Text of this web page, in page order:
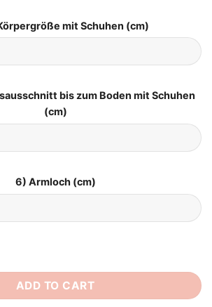
mit Schuhen (cm)
bis zum Boden mit Schuhen
(cm)
6) Armloch (cm)
quantity
ADD TO CART